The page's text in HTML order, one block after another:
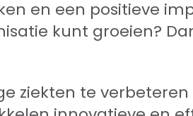
en een positieve
kunt groeien?
ziekten te